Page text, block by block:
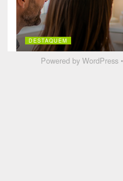
Powered byWordPress